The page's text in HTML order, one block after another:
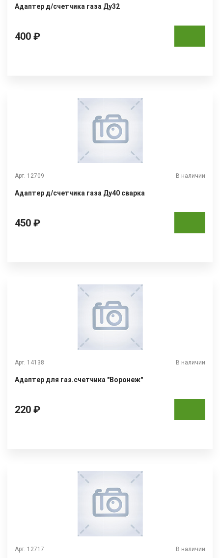
Адаптер д/счетчика газа Ду32
400 ₽
Арт. 12709 В наличии
Адаптер д/счетчика газа Ду40 сварка
450 ₽
Арт. 14138 В наличии
Адаптер для газ.счетчика "Воронеж"
220 ₽
Арт. 12717 В наличии